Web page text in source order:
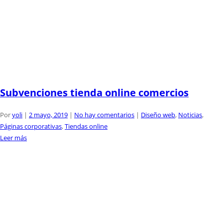
Subvenciones tienda online comercios
Poryoli | 2 mayo, 2019 | No hay comentarios | Diseño web, Noticias,
Páginas corporativas,Tiendas online
Leer más